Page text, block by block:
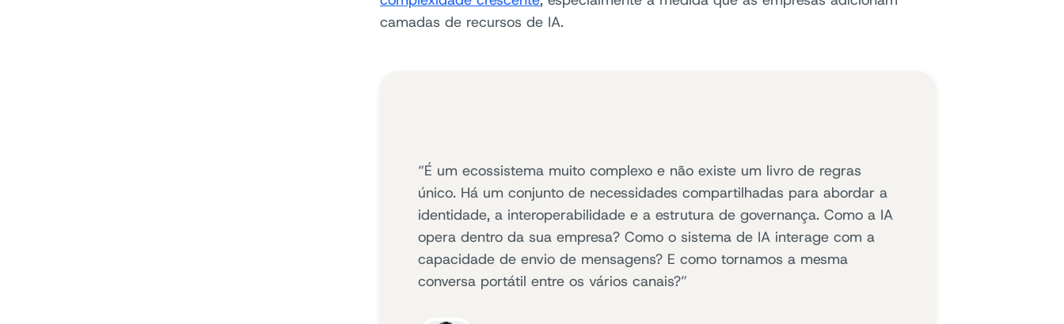
camadas de recursos de IA.
“É um ecossistema muito complexo e não existe um livro de regras
único. Há um conjunto de necessidades compartilhadas para abordar a
identidade, a interoperabilidade e a estrutura de governança. Como a IA
opera dentro da sua empresa? Como o sistema de IA interage com a
capacidade de envio de mensagens? E como tornamos a mesma
conversa portátil entre os vários canais?”